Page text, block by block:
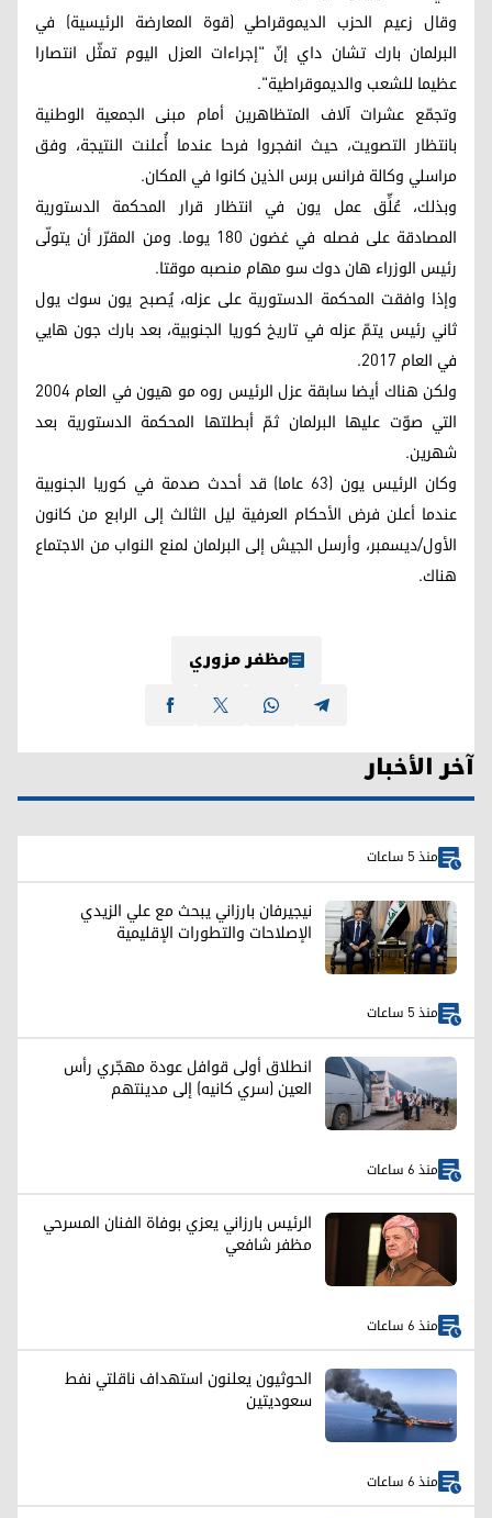
وقال زعيم الحزب الديموقراطي (قوة المعارضة الرئيسية) في
البرلمان بارك تشان داي إنّ "إجراءات العزل اليوم تمثّل انتصارا
عظيما للشعب والديموقراطية".
وتجمّع عشرات آلاف المتظاهرين أمام مبنى الجمعية الوطنية
بانتظار التصويت، حيث انفجروا فرحا عندما أُعلنت النتيجة، وفق
مراسلي وكالة فرانس برس الذين كانوا في المكان.
وبذلك، عُلِّق عمل يون في انتظار قرار المحكمة الدستورية
المصادقة على فصله في غضون 180 يوما. ومن المقرّر أن يتولّى
رئيس الوزراء هان دوك سو مهام منصبه موقتا.
وإذا وافقت المحكمة الدستورية على عزله، يُصبح يون سوك يول
ثاني رئيس يتمّ عزله في تاريخ كوريا الجنوبية، بعد بارك جون هايي
في العام 2017.
ولكن هناك أيضا سابقة عزل الرئيس روه مو هيون في العام 2004
التي صوّت عليها البرلمان ثمّ أبطلتها المحكمة الدستورية بعد
شهرين.
وكان الرئيس يون (63 عاما) قد أحدث صدمة في كوريا الجنوبية
عندما أعلن فرض الأحكام العرفية ليل الثالث إلى الرابع من كانون
الأول/ديسمبر، وأرسل الجيش إلى البرلمان لمنع النواب من الاجتماع
هناك.
مظفر مزوري
آخر الأخبار
منذ 5 ساعات
نيجيرفان بارزاني يبحث مع علي الزيدي
الإصلاحات والتطورات الإقليمية
منذ 5 ساعات
انطلاق أولى قوافل عودة مهجّري رأس
العين (سري كانيه) إلى مدينتهم
منذ 6 ساعات
الرئيس بارزاني يعزي بوفاة الفنان المسرحي
مظفر شافعي
منذ 6 ساعات
الحوثيون يعلنون استهداف ناقلتي نفط
سعوديتين
منذ 6 ساعات